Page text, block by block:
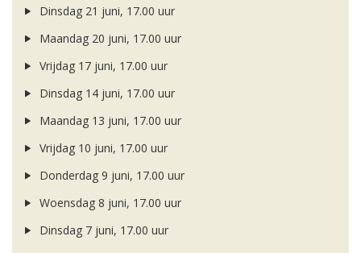
Dinsdag 21 juni, 17.00 uur
Maandag 20 juni, 17.00 uur
Vrijdag 17 juni, 17.00 uur
Dinsdag 14 juni, 17.00 uur
Maandag 13 juni, 17.00 uur
Vrijdag 10 juni, 17.00 uur
Donderdag 9 juni, 17.00 uur
Woensdag 8 juni, 17.00 uur
Dinsdag 7 juni, 17.00 uur